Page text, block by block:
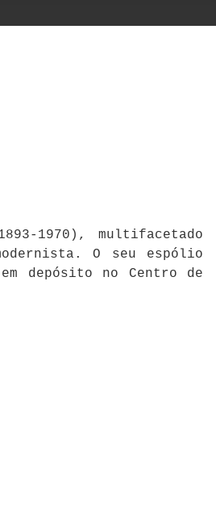
1970), multifacetado
O seu espólio
depósito no Centro de